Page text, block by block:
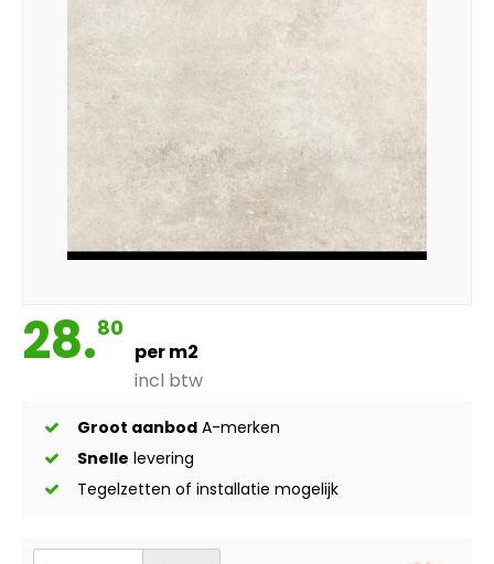
28.80
per m2
incl btw
Groot aanbod A-merken
Snelle levering
Tegelzetten of installatie mogelijk